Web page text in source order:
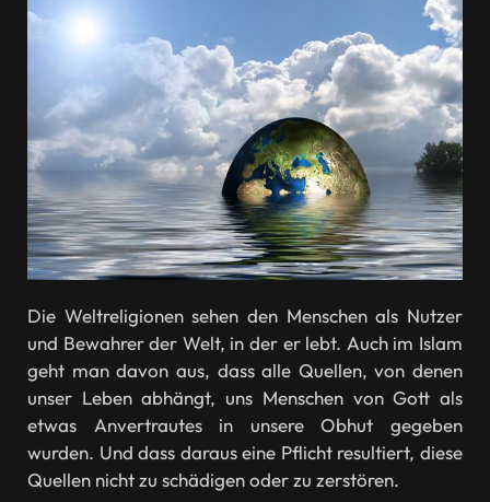
Die Weltreligionen sehen den Menschen als Nutzer
und Bewahrer der Welt, in der er lebt. Auch im Islam
geht man davon aus, dass alle Quellen, von denen
unser Leben abhängt, uns Menschen von Gott als
etwas Anvertrautes in unsere Obhut gegeben
wurden. Und dass daraus eine Pflicht resultiert, diese
Quellen nicht zu schädigen oder zu zerstören.